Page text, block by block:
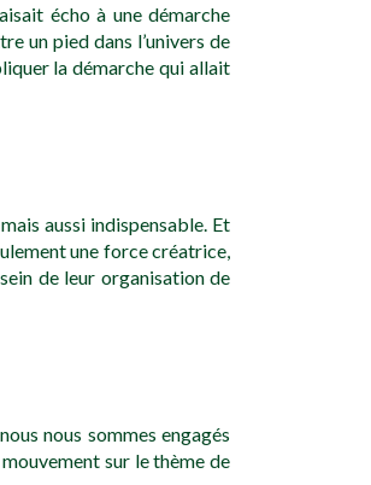
écho à une démarche
un pied dans l’univers de
la démarche qui allait
aussi indispensable. Et
une force créatrice,
de leur organisation de
nous sommes engagés
sur le thème de